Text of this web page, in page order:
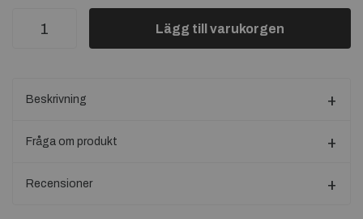
Lägg till varukorgen
Beskrivning
Fråga om produkt
Recensioner